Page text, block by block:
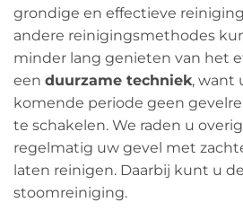
grondige en effectieve
andere reinigingsmethodes
minder lang genieten van het
een duurzame techniek, want
komende periode geen
te schakelen. We raden u
regelmatig uw gevel met
laten reinigen. Daarbij kunt u
stoomreiniging.